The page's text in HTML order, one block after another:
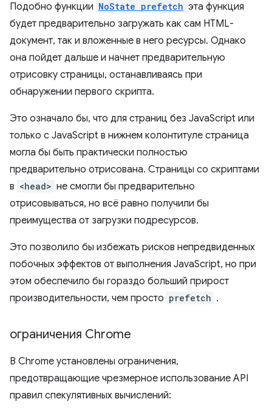
Подобно функции NoState prefetch эта функция
будет предварительно загружать как сам HTML-
документ, так и вложенные в него ресурсы. Однако
она пойдет дальше и начнет предварительную
отрисовку страницы, останавливаясь при
обнаружении первого скрипта.
Это означало бы, что для страниц без JavaScript или
только с JavaScript в нижнем колонтитуле страница
могла бы быть практически полностью
предварительно отрисована. Страницы со скриптами
в <head> не смогли бы предварительно
отрисовываться, но всё равно получили бы
преимущества от загрузки подресурсов.
Это позволило бы избежать рисков непредвиденных
побочных эффектов от выполнения JavaScript, но при
этом обеспечило бы гораздо больший прирост
производительности, чем просто prefetch .
ограничения Chrome
В Chrome установлены ограничения,
предотвращающие чрезмерное использование API
правил спекулятивных вычислений: